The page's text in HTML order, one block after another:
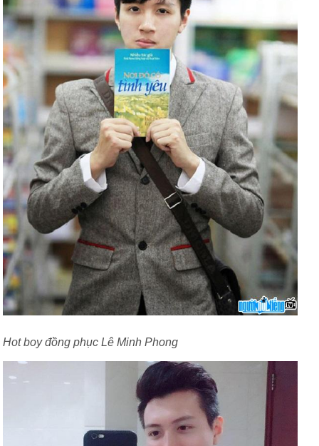
Hot boy đồng phục Lê Minh Phong